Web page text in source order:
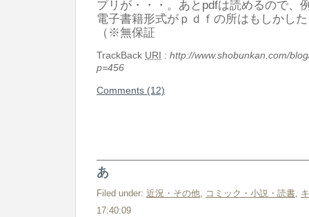
プリが・・・。あとpdfは読めるので、
電子書籍形式がｐｄｆの所はもしかし
（※無保証
TrackBack URI : http://www.shobunkan.com/
p=456
Comments (12)
あ
Filed under: 近況・その他, コミック・小説・読書,
17:40:09